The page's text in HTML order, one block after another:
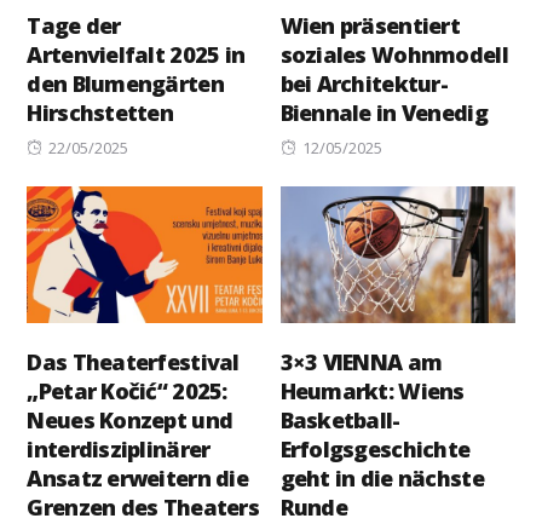
Tage der
Artenvielfalt 2025 in
den Blumengärten
Hirschstetten
Posted
22/05/2025
Wien präsentiert
soziales Wohnmodell
bei Architektur-
Biennale in Venedig
Posted
12/05/2025
Das Theaterfestival
„Petar Kočić“ 2025:
Neues Konzept und
interdisziplinärer
Ansatz erweitern die
Grenzen des Theaters
3×3 VIENNA am
Heumarkt: Wiens
Basketball-
Erfolgsgeschichte
geht in die nächste
Runde